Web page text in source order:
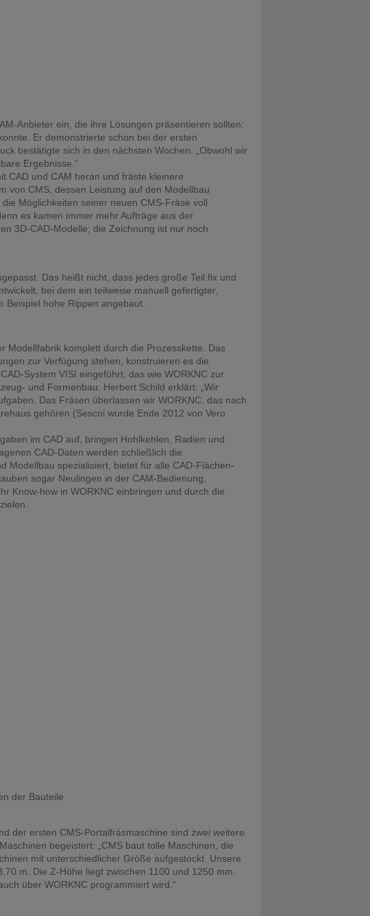
Anbieter ein, die ihre Lösungen präsentieren sollten:
Er demonstrierte schon bei der ersten
bestätigte sich in den nächsten Wochen. „Obwohl wir
Ergebnisse.“
CAD und CAM heran und fräste kleinere
von CMS, dessen Leistung auf den Modellbau
Möglichkeiten seiner neuen CMS-Fräse voll
es kamen immer mehr Aufträge aus der
3D-CAD-Modelle; die Zeichnung ist nur noch
Das heißt nicht, dass jedes große Teil fix und
bei dem ein teilweise manuell gefertigter,
hohe Rippen angebaut.
Modellfabrik komplett durch die Prozesskette. Das
zur Verfügung stehen, konstruieren es die
System VISI eingeführt, das wie WORKNC zur
und Formenbau. Herbert Schild erklärt: „Wir
Das Fräsen überlassen wir WORKNC, das nach
gehören (Sescoi wurde Ende 2012 von Vero
im CAD auf, bringen Hohlkehlen, Radien und
CAD-Daten werden schließlich die
Modellbau spezialisiert, bietet für alle CAD-Flächen-
sogar Neulingen in der CAM-Bedienung,
Know-how in WORKNC einbringen und durch die
der Bauteile
der ersten CMS-Portalfräsmaschine sind zwei weitere
begeistert: „CMS baut tolle Maschinen, die
mit unterschiedlicher Größe aufgestockt. Unsere
m. Die Z-Höhe liegt zwischen 1100 und 1250 mm.
über WORKNC programmiert wird.“